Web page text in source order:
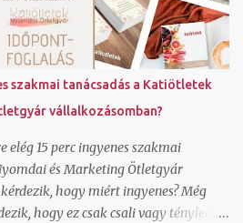
a háttérben hófödte hegycsúcsokra.
azt csináltam amit kértem.
hogy az így generált képeket
szerzői jogok vonatkoznak rá
is generálni a canvavan, de úgy
saját fotója, amit megjelenítsen,
is. Hogy...
szakmai tanácsadás a Katiötletek
vállalkozásomban?
elég 15 perc ingyenes szakmai
és Marketing Ötletgyár
hogy miért ingyenes? Még
hogy ez csak csali vagy tényleg